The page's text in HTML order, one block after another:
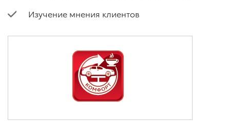
Изучение мнения клиентов